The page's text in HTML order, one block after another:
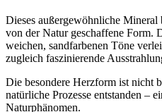
Dieses außergewöhnliche Mineral
von der Natur geschaffene Form.
weichen, sandfarbenen Töne
zugleich faszinierende
Die besondere Herzform ist nicht
natürliche Prozesse entstanden –
Naturphänomen.